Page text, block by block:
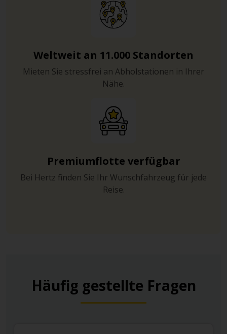
Weltweit an 11.000 Standorten
Mieten Sie stressfrei an Abholstationen in Ihrer
Nähe.
Premiumflotte verfügbar
Bei Hertz finden Sie Ihr Wunschfahrzeug für jede
Reise.
Häufig gestellte Fragen